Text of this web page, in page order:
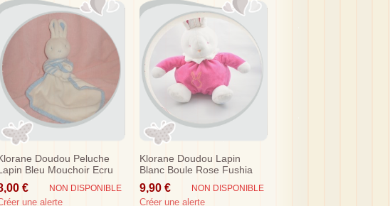
Doudou Peluche
Bleu Mouchoir Ecru
€ NON DISPONIBLE
une alerte
Klorane Doudou Lapin
Blanc Boule Rose Fushia
Sos
9,90 € NON DISPONIBLE
Créer une alerte